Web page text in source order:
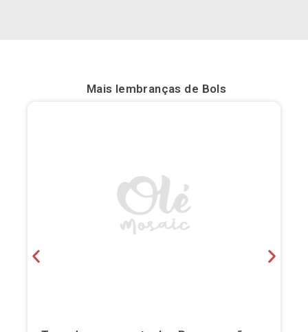
Mais lembranças de Bols